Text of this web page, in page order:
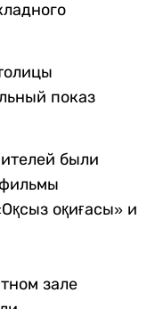
показ
были
оқиғасы» и
зале